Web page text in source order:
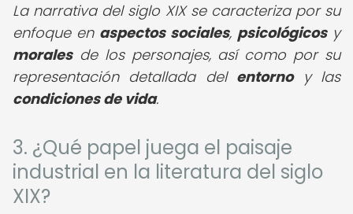
La narrativa del siglo XIX se caracteriza por su
enfoque en aspectos sociales, psicológicosy
moralesde los personajes, así como por su
representación detallada del entornoy las
condiciones de vida.
3. ¿Qué papel juega el paisaje
industrial en la literatura del siglo
XIX?